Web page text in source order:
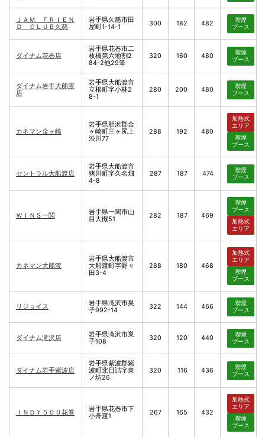
ＪＡＭ ＦＲＩＥＮ
Ｄ ＣＬＵＢ久慈
岩手県久慈市田
屋町1-14-1
300 182 482
喫煙
ブース
ダイナム花巻店
岩手県花巻市二
枚橋第六地割2
84-2他29筆
320 160 480
喫煙
ブース
ダイナム岩手大船渡
店
岩手県大船渡市
立根町字小林2
8-1
280 200 480
喫煙
ブース
カネマン金ヶ崎
岩手県胆沢郡金
ヶ崎町三ヶ尻上
渋川77
288 192 480
加熱式
エリア
喫煙
ブース
セントラル大船渡店
岩手県大船渡市
猪川町字久名畑
4-8
287 187 474
喫煙
ブース
ＷＩＮＳ一関
岩手県一関市山
目大槻51
282 187 469
喫煙
ブース
加熱式
エリア
カネマン大船渡
岩手県大船渡市
大船渡町字野々
田3-4
288 180 468
加熱式
エリア
喫煙
ブース
リジョイス
岩手県滝沢市巣
子992-14
322 144 466
喫煙
ブース
ダイナム滝沢店
岩手県滝沢市巣
子108
320 120 440
喫煙
ブース
ダイナム岩手紫波店
岩手県紫波郡紫
波町北日詰字東
ノ坊26
320 116 436
喫煙
ブース
ＩＮＤＹ５００花巻
岩手県花巻市下
小舟渡1
267 165 432
加熱式
エリア
喫煙
ブース